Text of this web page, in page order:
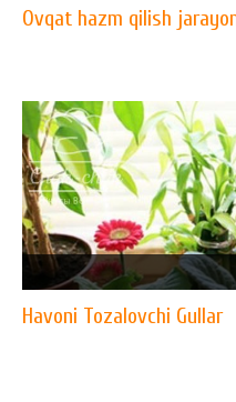
Ovqat hazm qilish
Havoni Tozalovchi Gullar